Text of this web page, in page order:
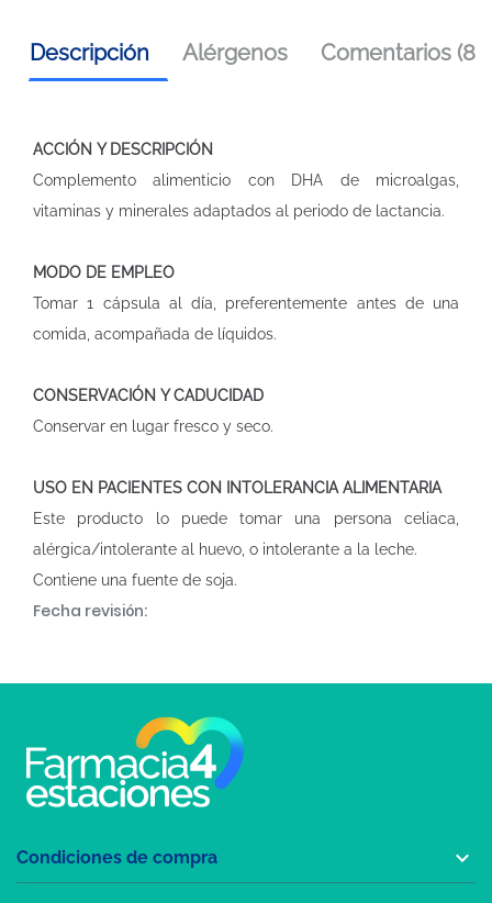
Descripción Alérgenos Comentarios (8)
ACCIÓN Y DESCRIPCIÓN
Complemento alimenticio con DHA de microalgas,
vitaminas y minerales adaptados al periodo de lactancia.
MODO DE EMPLEO
Tomar 1 cápsula al día, preferentemente antes de una
comida, acompañada de líquidos.
CONSERVACIÓN Y CADUCIDAD
Conservar en lugar fresco y seco.
USO EN PACIENTES CON INTOLERANCIA ALIMENTARIA
Este producto lo puede tomar una persona celiaca,
alérgica/intolerante al huevo, o intolerante a la leche.
Contiene una fuente de soja.
Fecha revisión:
Condiciones de compra 